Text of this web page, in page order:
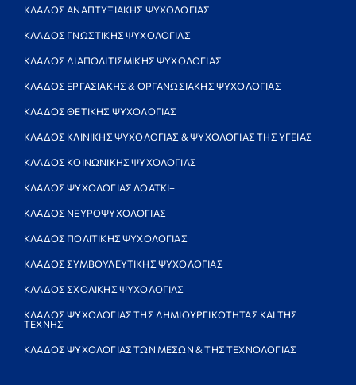
ΚΛΑΔΟΣ ΑΝΑΠΤΥΞΙΑΚΗΣ ΨΥΧΟΛΟΓΙΑΣ
ΚΛΑΔΟΣ ΓΝΩΣΤΙΚΗΣ ΨΥΧΟΛΟΓΙΑΣ
ΚΛΑΔΟΣ ΔΙΑΠΟΛΙΤΙΣΜΙΚΗΣ ΨΥΧΟΛΟΓΙΑΣ
ΚΛΑΔΟΣ ΕΡΓΑΣΙΑΚΗΣ & ΟΡΓΑΝΩΣΙΑΚΗΣ ΨΥΧΟΛΟΓΙΑΣ
ΚΛΑΔΟΣ ΘΕΤΙΚΗΣ ΨΥΧΟΛΟΓΙΑΣ
ΚΛΑΔΟΣ ΚΛΙΝΙΚΗΣ ΨΥΧΟΛΟΓΙΑΣ & ΨΥΧΟΛΟΓΙΑΣ ΤΗΣ ΥΓΕΙΑΣ
ΚΛΑΔΟΣ ΚΟΙΝΩΝΙΚΗΣ ΨΥΧΟΛΟΓΙΑΣ
ΚΛΑΔΟΣ ΨΥΧΟΛΟΓΙΑΣ ΛΟΑΤΚΙ+
ΚΛΑΔΟΣ ΝΕΥΡΟΨΥΧΟΛΟΓΙΑΣ
ΚΛΑΔΟΣ ΠΟΛΙΤΙΚΗΣ ΨΥΧΟΛΟΓΙΑΣ
ΚΛΑΔΟΣ ΣΥΜΒΟΥΛΕΥΤΙΚΗΣ ΨΥΧΟΛΟΓΙΑΣ
ΚΛΑΔΟΣ ΣΧΟΛΙΚΗΣ ΨΥΧΟΛΟΓΙΑΣ
ΚΛΑΔΟΣ ΨΥΧΟΛΟΓΙΑΣ ΤΗΣ ΔΗΜΙΟΥΡΓΙΚΟΤΗΤΑΣ ΚΑΙ ΤΗΣ
ΤΕΧΝΗΣ
ΚΛΑΔΟΣ ΨΥΧΟΛΟΓΙΑΣ ΤΩΝ ΜΕΣΩΝ & ΤΗΣ ΤΕΧΝΟΛΟΓΙΑΣ